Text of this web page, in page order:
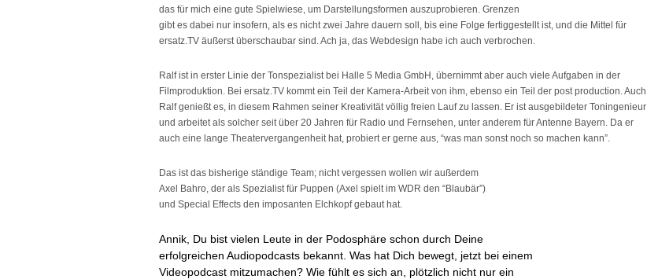
das für mich eine gute Spielwiese, um Darstellungsformen auszuprobieren. Grenzen
gibt es dabei nur insofern, als es nicht zwei Jahre dauern soll, bis eine Folge fertiggestellt ist, und die Mittel für
ersatz.TV äußerst überschaubar sind. Ach ja, das Webdesign habe ich auch verbrochen.
Ralf ist in erster Linie der Tonspezialist bei Halle 5 Media GmbH, übernimmt aber auch viele Aufgaben in der
Filmproduktion. Bei ersatz.TV kommt ein Teil der Kamera-Arbeit von ihm, ebenso ein Teil der post production. Auch
Ralf genießt es, in diesem Rahmen seiner Kreativität völlig freien Lauf zu lassen. Er ist ausgebildeter Toningenieur
und arbeitet als solcher seit über 20 Jahren für Radio und Fernsehen, unter anderem für Antenne Bayern. Da er
auch eine lange Theatervergangenheit hat, probiert er gerne aus, “was man sonst noch so machen kann”.
Das ist das bisherige ständige Team; nicht vergessen wollen wir außerdem
Axel Bahro, der als Spezialist für Puppen (Axel spielt im WDR den “Blaubär”)
und Special Effects den imposanten Elchkopf gebaut hat.
Annik, Du bist vielen Leute in der Podosphäre schon durch Deine
erfolgreichen Audiopodcasts bekannt. Was hat Dich bewegt, jetzt bei einem
Videopodcast mitzumachen? Wie fühlt es sich an, plötzlich nicht nur ein